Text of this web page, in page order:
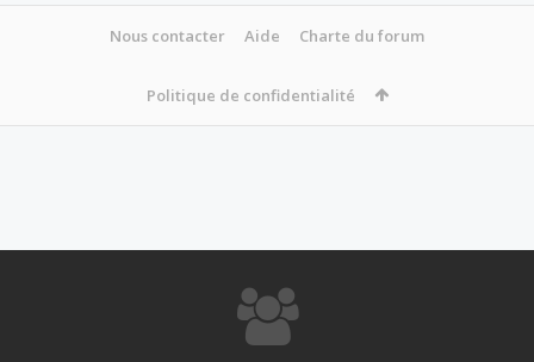
Nous contacter Aide Charte du forum
Politique de confidentialité